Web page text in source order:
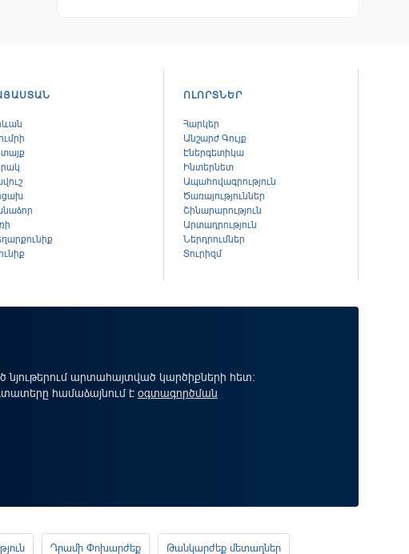
ՈԼՈՐՏՆԵՐ
Հարկեր
Անշարժ Գույք
Էներգետիկա
Ինտերնետ
Ապահովագրություն
Ծառայություններ
Շինարարություն
Արտադրություն
Ներդրումներ
Տուրիզմ
նյութերում արտահայտված կարծիքների հետ:
համաձայնում է օգտագործման
Դրամի Փոխարժեք Թանկարժեք մետաղներ